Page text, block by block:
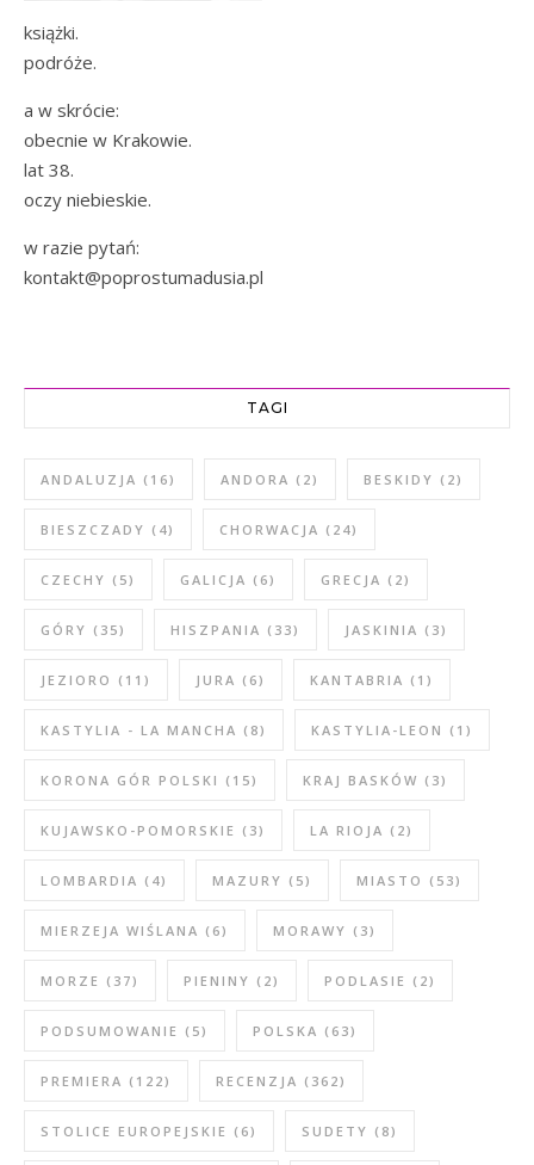
książki.
podróże.
a w skrócie:
obecnie w Krakowie.
lat 38.
oczy niebieskie.
w razie pytań:
kontakt@poprostumadusia.pl
TAGI
ANDALUZJA (16) ANDORA (2) BESKIDY (2)
BIESZCZADY (4) CHORWACJA (24)
CZECHY (5) GALICJA (6) GRECJA (2)
GÓRY (35) HISZPANIA (33) JASKINIA (3)
JEZIORO (11) JURA (6) KANTABRIA (1)
KASTYLIA - LA MANCHA (8) KASTYLIA-LEON (1)
KORONA GÓR POLSKI (15) KRAJ BASKÓW (3)
KUJAWSKO-POMORSKIE (3) LA RIOJA (2)
LOMBARDIA (4) MAZURY (5) MIASTO (53)
MIERZEJA WIŚLANA (6) MORAWY (3)
MORZE (37) PIENINY (2) PODLASIE (2)
PODSUMOWANIE (5) POLSKA (63)
PREMIERA (122) RECENZJA (362)
STOLICE EUROPEJSKIE (6) SUDETY (8)